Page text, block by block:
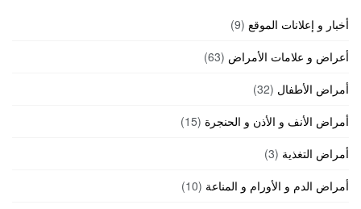
أخبار و إعلانات الموقع (9)
أعراض و علامات الأمراض (63)
أمراض الأطفال (32)
أمراض الأنف و الأذن و الحنجرة (15)
أمراض التغذية (3)
أمراض الدم و الأورام و المناعة (10)